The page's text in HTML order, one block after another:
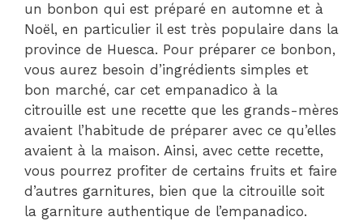
un bonbon qui est préparé en automne et à
Noël, en particulier il est très populaire dans la
province de Huesca. Pour préparer ce bonbon,
vous aurez besoin d’ingrédients simples et
bon marché, car cet empanadico à la
citrouille est une recette que les grands-mères
avaient l’habitude de préparer avec ce qu’elles
avaient à la maison. Ainsi, avec cette recette,
vous pourrez profiter de certains fruits et faire
d’autres garnitures, bien que la citrouille soit
la garniture authentique de l’empanadico.